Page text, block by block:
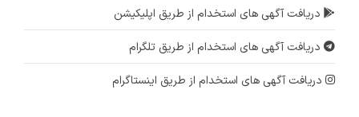
دریافت آگهی های استخدام از طریق اپلیکیشن
دریافت آگهی های استخدام از طریق تلگرام
دریافت آگهی های استخدام از طریق اینستاگرام